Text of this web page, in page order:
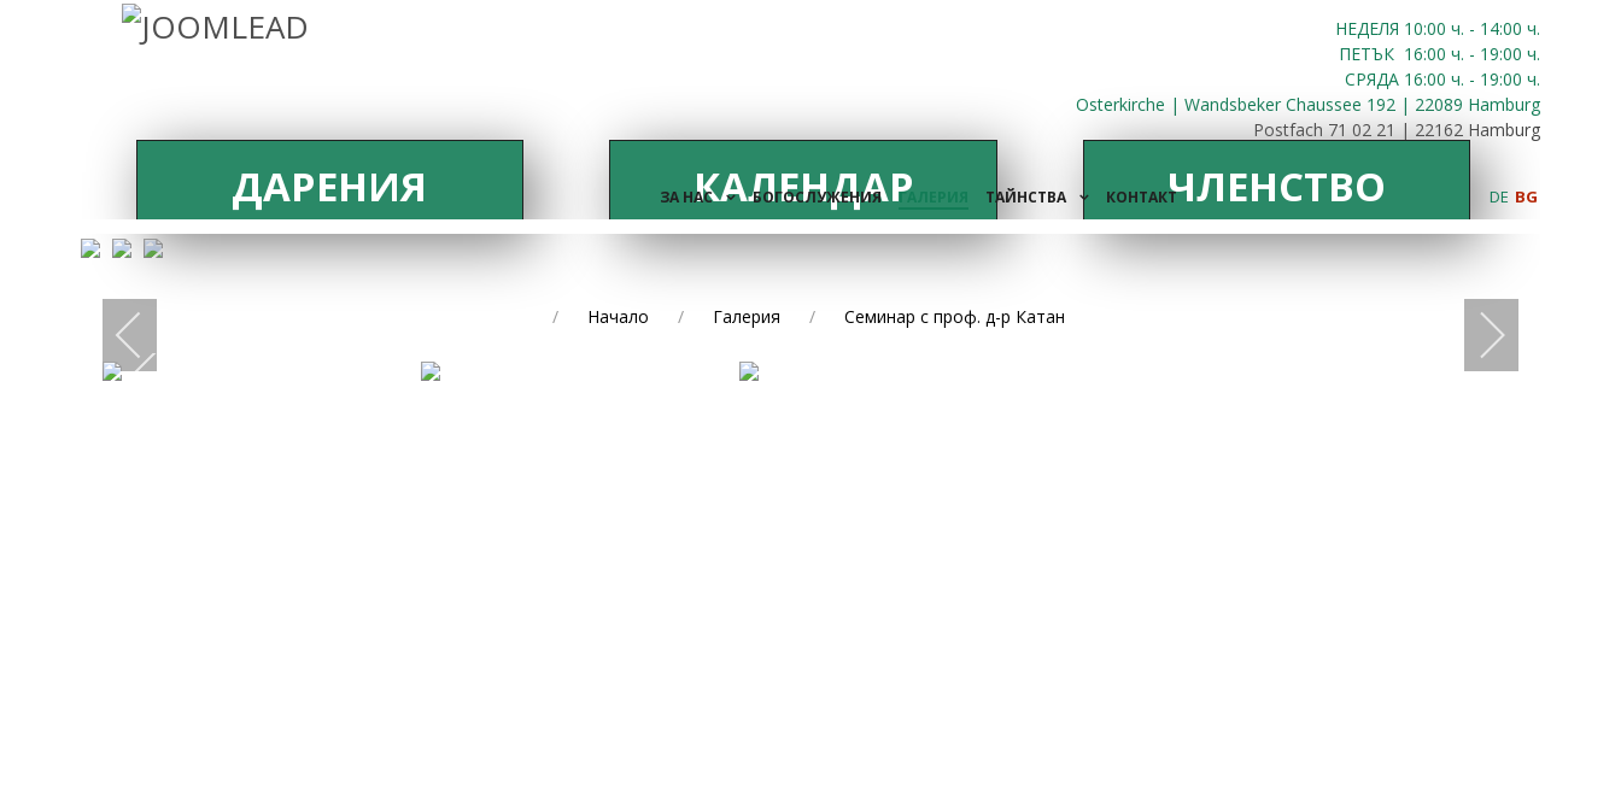
НЕДЕЛЯ 10:00 ч. - 14:00 ч.
ПЕТЪК 16:00 ч. - 19:00 ч.
СРЯДА 16:00 ч. - 19:00 ч.
Osterkirche | Wandsbeker Chaussee 192 | 22089 Hamburg
Postfach 71 02 21 | 22162 Hamburg
ЗА НАС БОГОСЛУЖЕНИЯ ГАЛЕРИЯ ТАЙНСТВА КОНТАКТ DE BG
ДАРЕНИЯ КАЛЕНДАР ЧЛЕНСТВО
Начало Галерия Семинар с проф. д-р Катан